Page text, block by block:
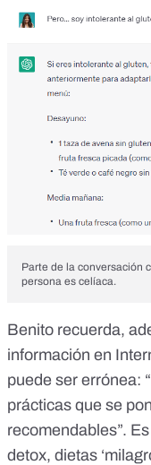
Parte de la conversación
persona es celíaca.
Benito recuerda,
información en
puede ser errónea:
prácticas que se
recomendables”.
detox, dietas